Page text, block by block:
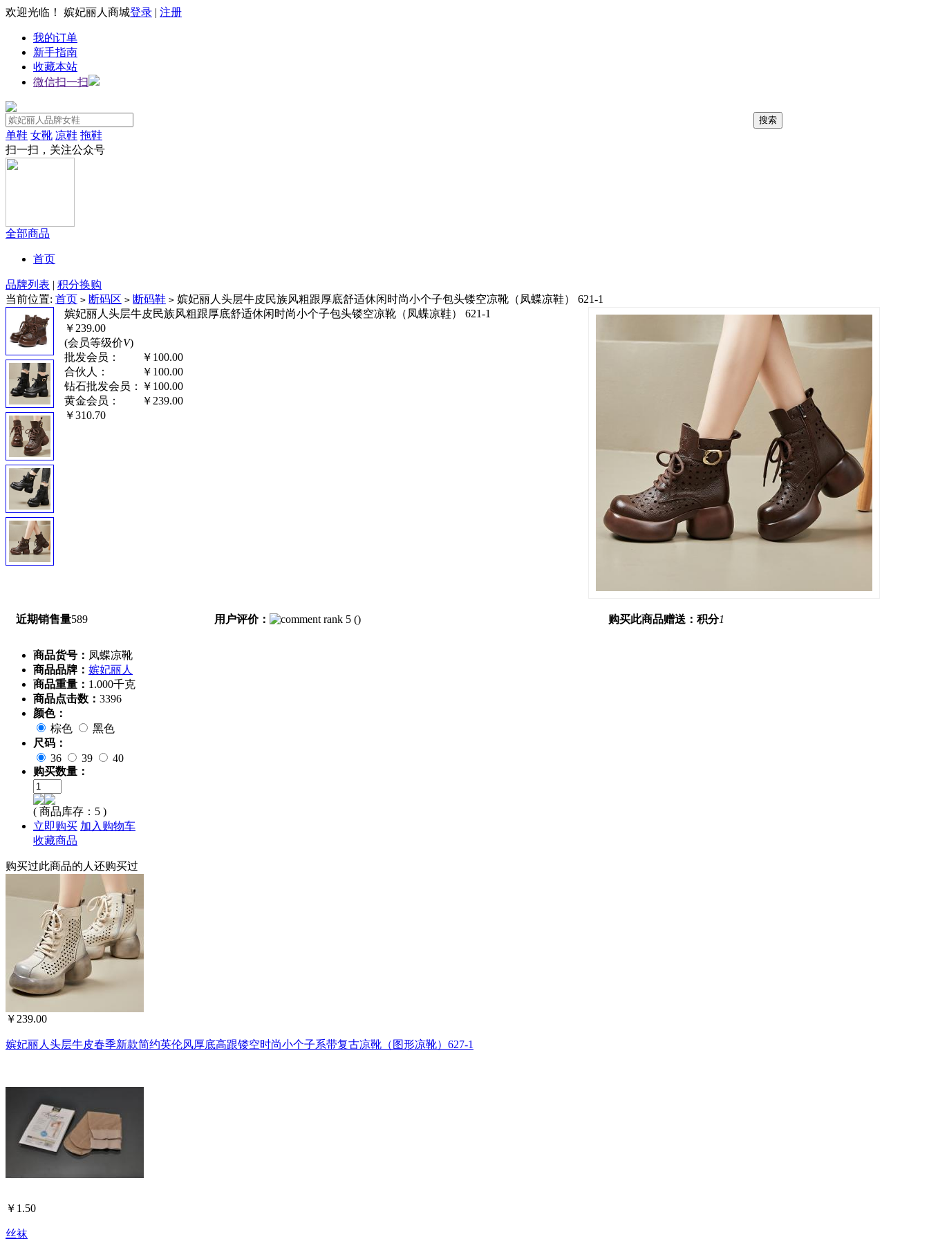
欢迎光临！ 嫔妃丽人商城登录 | 注册
我的订单
新手指南
收藏本站
微信扫一扫
单鞋 女靴 凉鞋 拖鞋
扫一扫，关注公众号
全部商品
首页
品牌列表 | 积分换购
当前位置: 首页 > 断码区 > 断码鞋 > 嫔妃丽人头层牛皮民族风粗跟厚底舒适休闲时尚小个子包头镂空凉靴（凤蝶凉鞋） 621-1
嫔妃丽人头层牛皮民族风粗跟厚底舒适休闲时尚小个子包头镂空凉靴（凤蝶凉鞋） 621-1
￥239.00
(会员等级价V)
批发会员：
￥100.00
合伙人：
￥100.00
钻石批发会员：
￥100.00
黄金会员：
￥239.00
￥310.70
近期销售量589 用户评价： () 购买此商品赠送：积分1
商品货号： 凤蝶凉靴
商品品牌： 嫔妃丽人
商品重量： 1.000千克
商品点击数： 3396
颜色：
棕色
黑色
尺码：
36
39
40
购买数量：
( 商品库存： 5 )
立即购买 加入购物车
收藏商品
购买过此商品的人还购买过
￥239.00
嫔妃丽人头层牛皮春季新款简约英伦风厚底高跟镂空时尚小个子系带复古凉靴（图形凉靴）627-1
￥1.50
丝袜